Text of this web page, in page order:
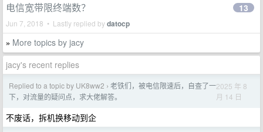
电信宽带限终端数？
Jun 7, 2018 • Lastly replied bydatocp
13
» More topics by jacy
jacy's recent replies
Replied to a topic by UK8ww2 › 老铁们，被电信限速后，自查了一
下，对流量的疑问点，求大佬解答。
2025 年 8
月 14 日
不废话，拆机换移动到企